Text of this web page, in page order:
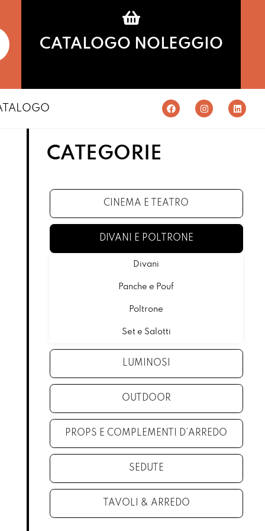
CATALOGO NOLEGGIO
CATEGORIE
CINEMA E TEATRO
DIVANI E POLTRONE
Divani
Panche e Pouf
Poltrone
Set e Salotti
LUMINOSI
OUTDOOR
PROPS E COMPLEMENTI D’ARREDO
SEDUTE
TAVOLI & ARREDO